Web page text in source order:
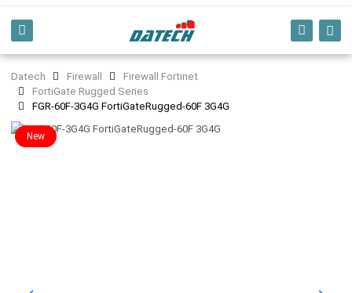
Datech Firewall
Firewall Fortinet
FortiGate Rugged Series
FGR-60F-3G4G FortiGateRugged-60F 3G4G
New